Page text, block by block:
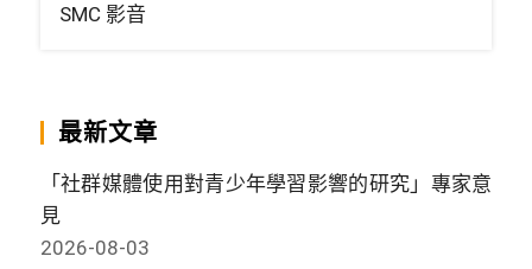
SMC 影音
最新文章
「社群媒體使用對青少年學習影響的研究」專家意
見
2026-08-03